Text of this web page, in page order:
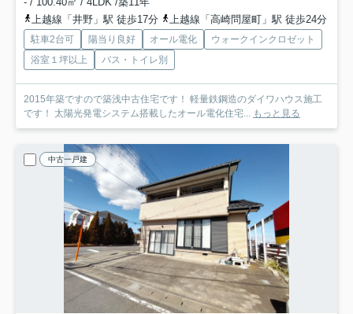
上越線「井野」駅 徒歩17分
上越線「高崎問屋町」駅 徒歩24分
駐車2台可 陽当り良好 オール電化
ウォークインクロゼット
浴室１坪以上
バス・トイレ別
2015年築ですので築浅中古住宅です！ 軽量鉄鋼造のダイワハウス施工
です！ 太陽光発電システム搭載したオール電化住宅... もっと見る
中古一戸建